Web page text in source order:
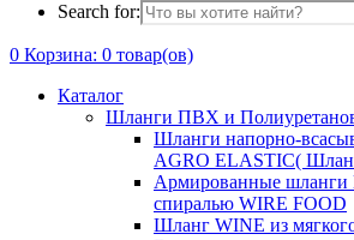
Search for:
0 Корзина: 0 товар(ов)
Каталог
Шланги ПВХ и
Шланги напорно-
AGRO ELASTIC(
Армированные шланги
спиралью WIRE FOOD
Шланг WINE из